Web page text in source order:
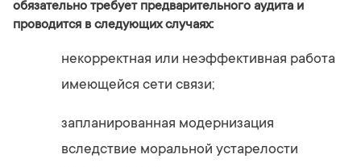
обязательно требует предварительного аудита и
проводится в следующих случаях:
некорректная или неэффективная работа
имеющейся сети связи;
запланированная модернизация
вследствие моральной устарелости